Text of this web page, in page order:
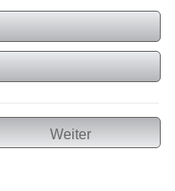
Weiter